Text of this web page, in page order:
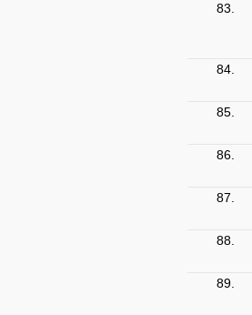
83.
84.
85.
86.
87.
88.
89.